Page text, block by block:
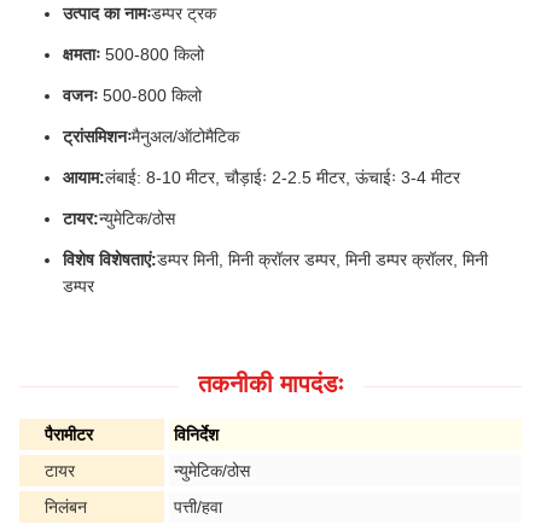
उत्पाद का नामःडम्पर ट्रक
क्षमताः 500-800 किलो
वजनः 500-800 किलो
ट्रांसमिशनःमैनुअल/ऑटोमैटिक
आयाम:लंबाई: 8-10 मीटर, चौड़ाईः 2-2.5 मीटर, ऊंचाईः 3-4 मीटर
टायर:न्युमेटिक/ठोस
विशेष विशेषताएं:डम्पर मिनी, मिनी क्रॉलर डम्पर, मिनी डम्पर क्रॉलर, मिनी
डम्पर
तकनीकी मापदंडः
पैरामीटर
विनिर्देश
टायर
न्युमेटिक/ठोस
निलंबन
पत्ती/हवा